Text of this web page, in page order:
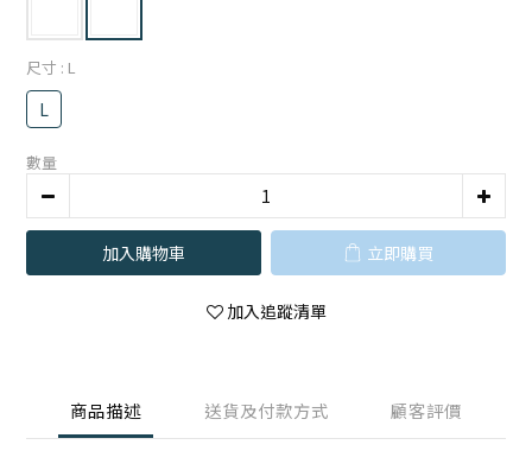
尺寸 : L
L
數量
加入購物車 立即購買
加入追蹤清單
商品描述 送貨及付款方式 顧客評價